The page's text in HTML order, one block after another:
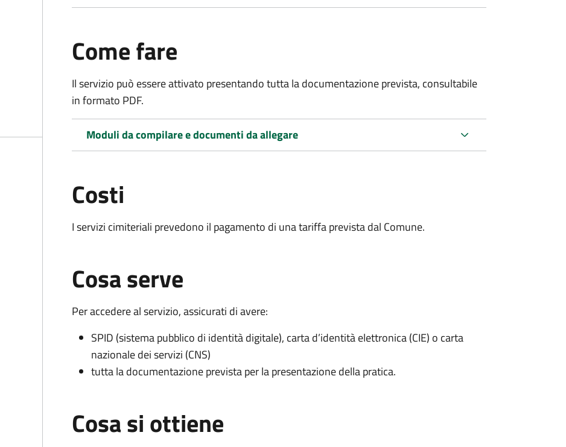
Come fare
Il servizio può essere attivato presentando tutta la documentazione prevista, consultabile
in formato PDF.
Moduli da compilare e documenti da allegare
Costi
I servizi cimiteriali prevedono il pagamento di una tariffa prevista dal Comune.
Cosa serve
Per accedere al servizio, assicurati di avere:
SPID (sistema pubblico di identità digitale), carta d’identità elettronica (CIE) o carta
nazionale dei servizi (CNS)
tutta la documentazione prevista per la presentazione della pratica.
Cosa si ottiene